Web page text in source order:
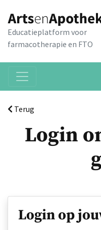
Educatieplatform voor
farmacotherapie en FTO
Terug
Login
Login op